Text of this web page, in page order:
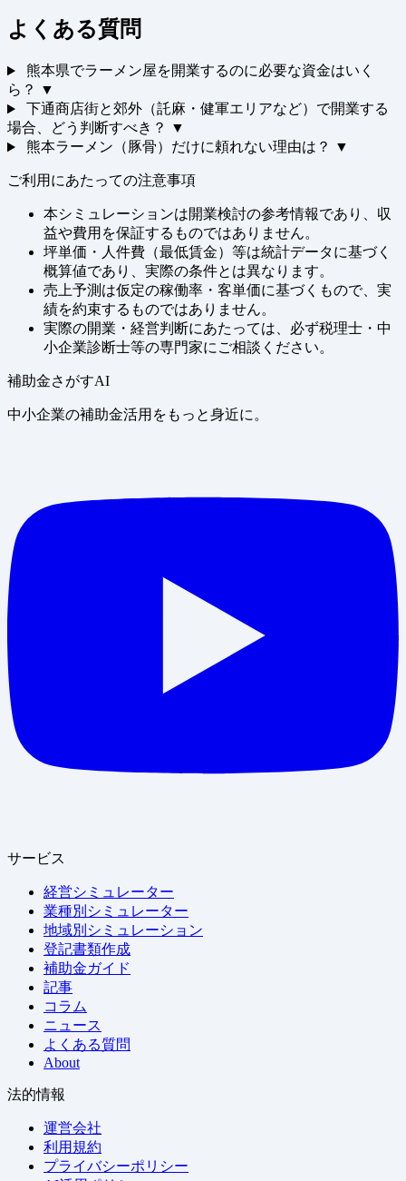
よくある質問
熊本県でラーメン屋を開業するのに必要な資金はいく
ら？
▼
下通商店街と郊外（託麻・健軍エリアなど）で開業する
場合、どう判断すべき？
▼
熊本ラーメン（豚骨）だけに頼れない理由は？
▼
ご利用にあたっての注意事項
本シミュレーションは開業検討の参考情報であり、収
益や費用を保証するものではありません。
坪単価・人件費（最低賃金）等は統計データに基づく
概算値であり、実際の条件とは異なります。
売上予測は仮定の稼働率・客単価に基づくもので、実
績を約束するものではありません。
実際の開業・経営判断にあたっては、必ず税理士・中
小企業診断士等の専門家にご相談ください。
補助金さがすAI
中小企業の補助金活用をもっと身近に。
サービス
経営シミュレーター
業種別シミュレーター
地域別シミュレーション
登記書類作成
補助金ガイド
記事
コラム
ニュース
よくある質問
About
法的情報
運営会社
利用規約
プライバシーポリシー